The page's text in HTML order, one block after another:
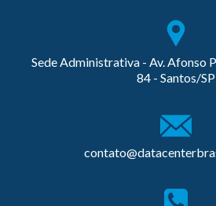
Sede Administrativa - Av. Afonso
84 - Santos/SP